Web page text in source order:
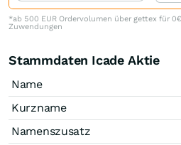
*ab 500 EUR Ordervolumen über gettex für
Zuwendungen
Stammdaten Icade Aktie
Name
Kurzname
Namenszusatz